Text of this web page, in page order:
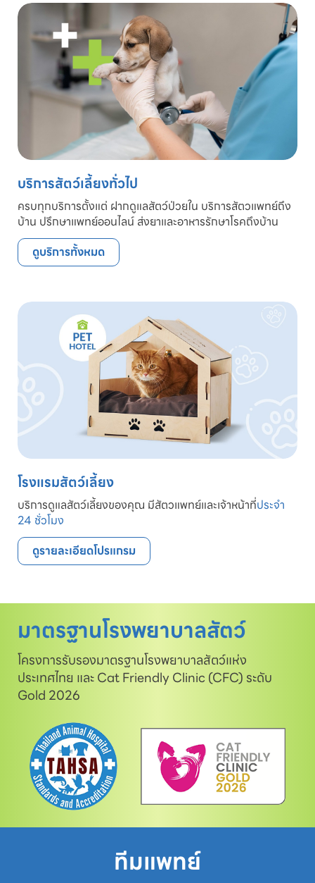
บริการสัตว์เลี้ยงทั่วไป
ครบทุกบริการตั้งแต่ ฝากดูแลสัตว์ป่วยใน บริการสัตวแพทย์ถึง
บ้าน ปรึกษาแพทย์ออนไลน์ ส่งยาและอาหารรักษาโรคถึงบ้าน
ดูบริการทั้งหมด
โรงแรมสัตว์เลี้ยง
บริการดูแลสัตว์เลี้ยงของคุณ มีสัตวแพทย์และเจ้าหน้าที่ประจำ
24 ชั่วโมง
ดูรายละเอียดโปรแกรม
มาตรฐานโรงพยาบาลสัตว์
โครงการรับรองมาตรฐานโรงพยาบาลสัตว์แห่ง
ประเทศไทย และ Cat Friendly Clinic (CFC) ระดับ
Gold 2026
ทีมแพทย์